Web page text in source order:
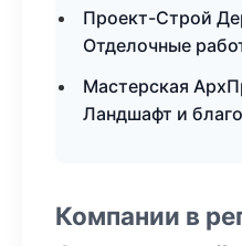
Проект-Строй
Отделочные
Мастерская
Ландшафт и
Компании в